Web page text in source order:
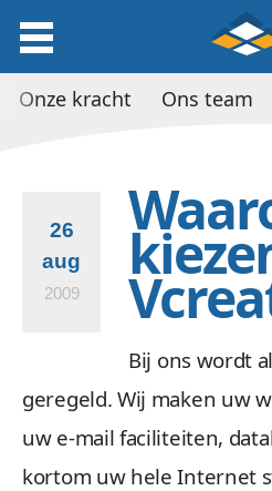
26
aug
2009
Bij ons wordt
geregeld. Wij maken uw
uw e-mail faciliteiten,
kortom uw hele Internet
Onze kracht Ons team